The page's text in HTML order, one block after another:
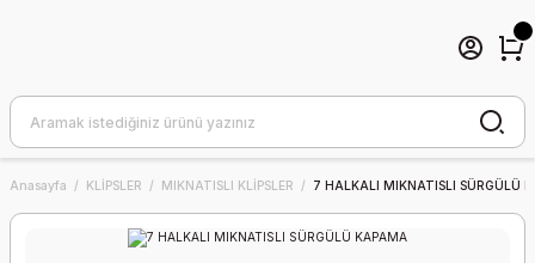
Anasayfa KLİPSLER MIKNATISLI KLİPSLER 7 HALKALI MIKNATISLI SÜRGÜLÜ